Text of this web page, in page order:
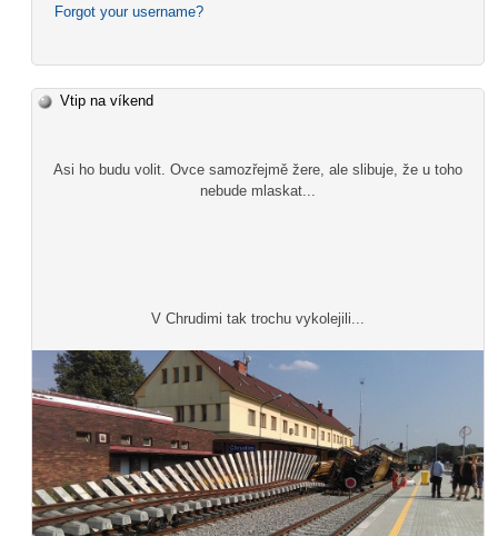
Forgot your username?
Vtip na víkend
Asi ho budu volit. Ovce samozřejmě žere, ale slibuje, že u toho
nebude mlaskat...
V Chrudimi tak trochu vykolejili...